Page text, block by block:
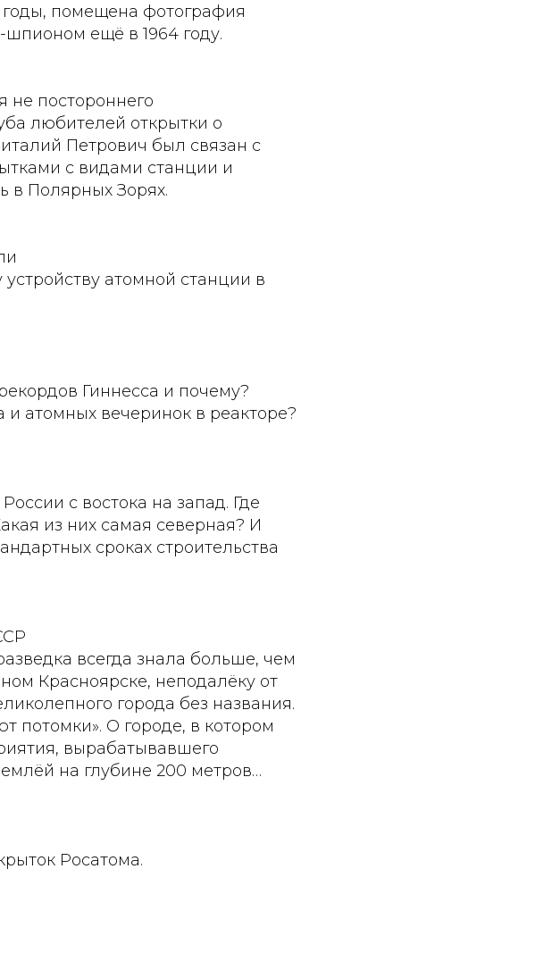
помещена фотография
ещё в 1964 году.
не постороннего
любителей открытки о
Петрович был связан с
с видами станции и
в Полярных Зорях.
атомной станции в
Гиннесса и почему?
атомных вечеринок в реакторе?
с востока на запад. Где
из них самая северная? И
сроках строительства
всегда знала больше, чем
Красноярске, неподалёку от
города без названия.
потомки». О городе, в котором
вырабатывавшего
на глубине 200 метров…
Росатома.